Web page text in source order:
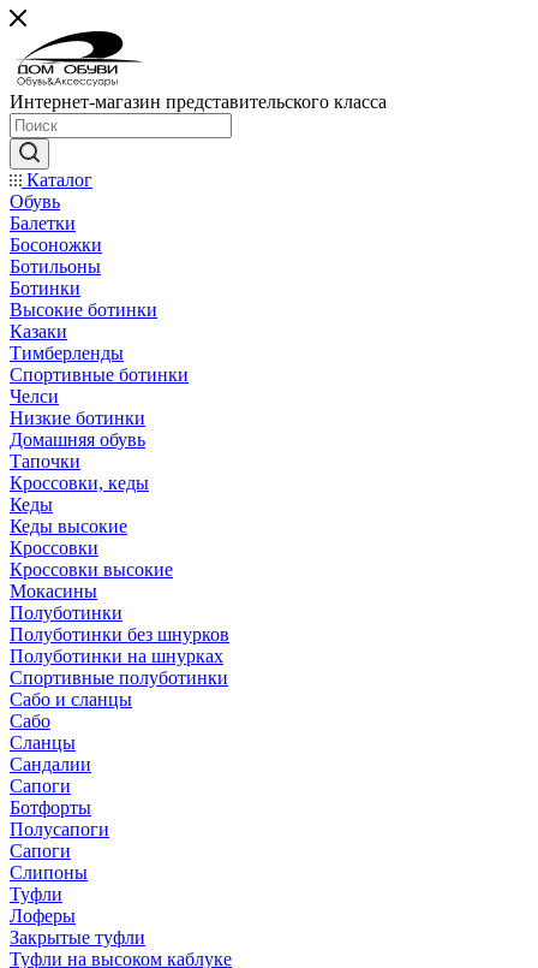
Интернет-магазин представительского класса
Каталог
Обувь
Балетки
Босоножки
Ботильоны
Ботинки
Высокие ботинки
Казаки
Тимберленды
Спортивные ботинки
Челси
Низкие ботинки
Домашняя обувь
Тапочки
Кроссовки, кеды
Кеды
Кеды высокие
Кроссовки
Кроссовки высокие
Мокасины
Полуботинки
Полуботинки без шнурков
Полуботинки на шнурках
Спортивные полуботинки
Сабо и сланцы
Сабо
Сланцы
Сандалии
Сапоги
Ботфорты
Полусапоги
Сапоги
Слипоны
Туфли
Лоферы
Закрытые туфли
Туфли на высоком каблуке